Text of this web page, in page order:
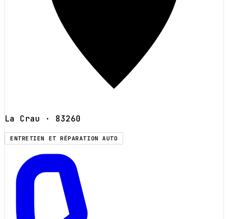
La Crau · 83260
ENTRETIEN ET RÉPARATION AUTO